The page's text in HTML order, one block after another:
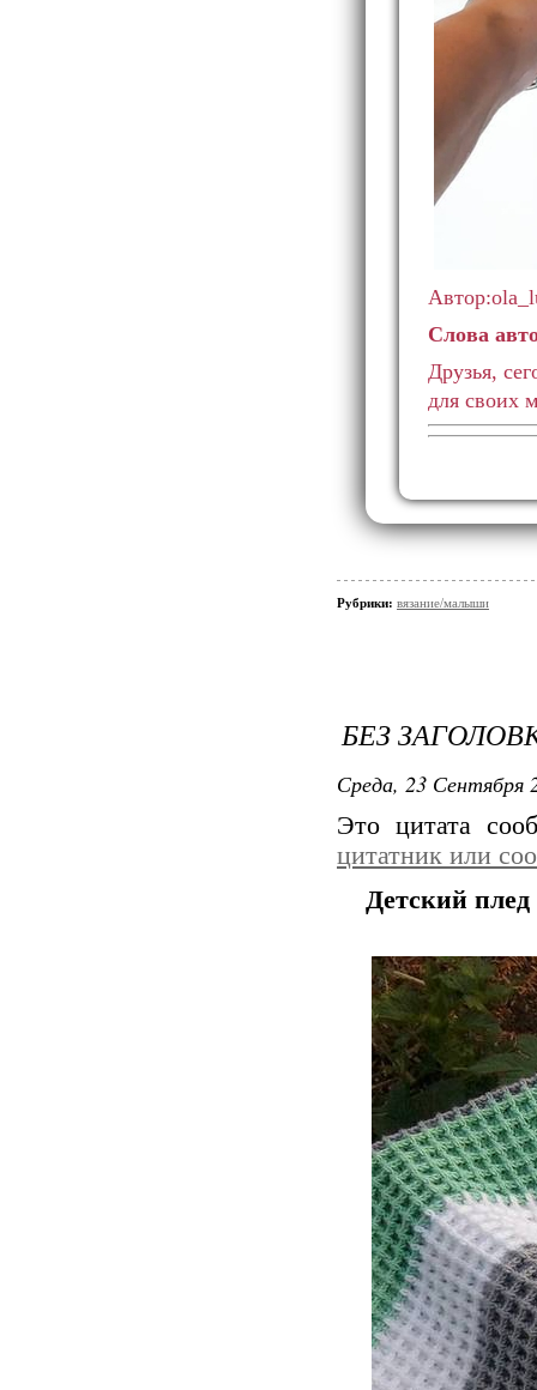
Слова
Друзья,
для своих
Рубрики: вязание/малыши
БЕЗ
Среда, 23 Сентября
Это цитата
цитатник или
Детский